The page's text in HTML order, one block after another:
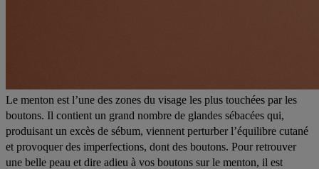
Le menton est l’une des zones du visage les plus touchées par les
boutons. Il contient un grand nombre de glandes sébacées qui,
produisant un excès de sébum, viennent perturber l’équilibre cutané
et provoquer des imperfections, dont des boutons. Pour retrouver
une belle peau et dire adieu à vos boutons sur le menton, il est